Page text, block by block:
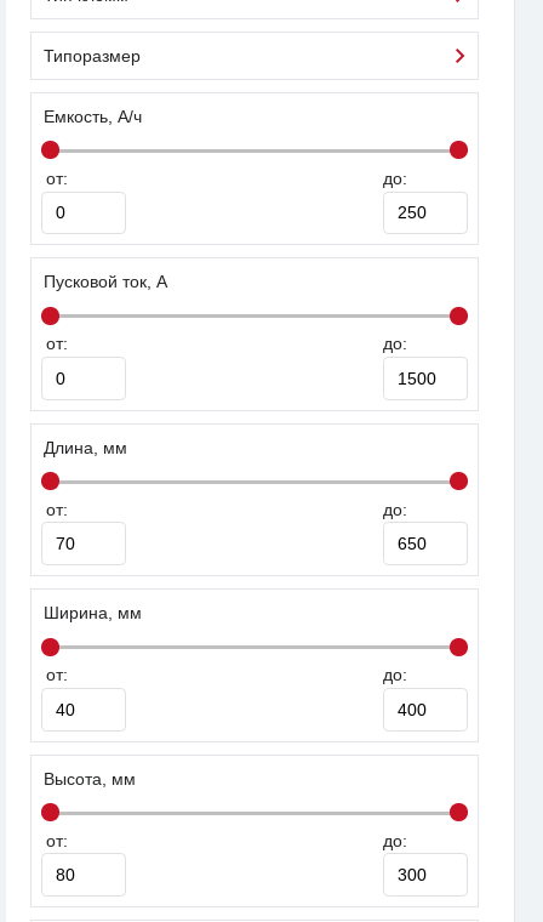
Типоразмер
Емкость, А/ч
от: до:
Пусковой ток, А
от: до:
Длина, мм
от: до:
Ширина, мм
от: до:
Высота, мм
от: до: